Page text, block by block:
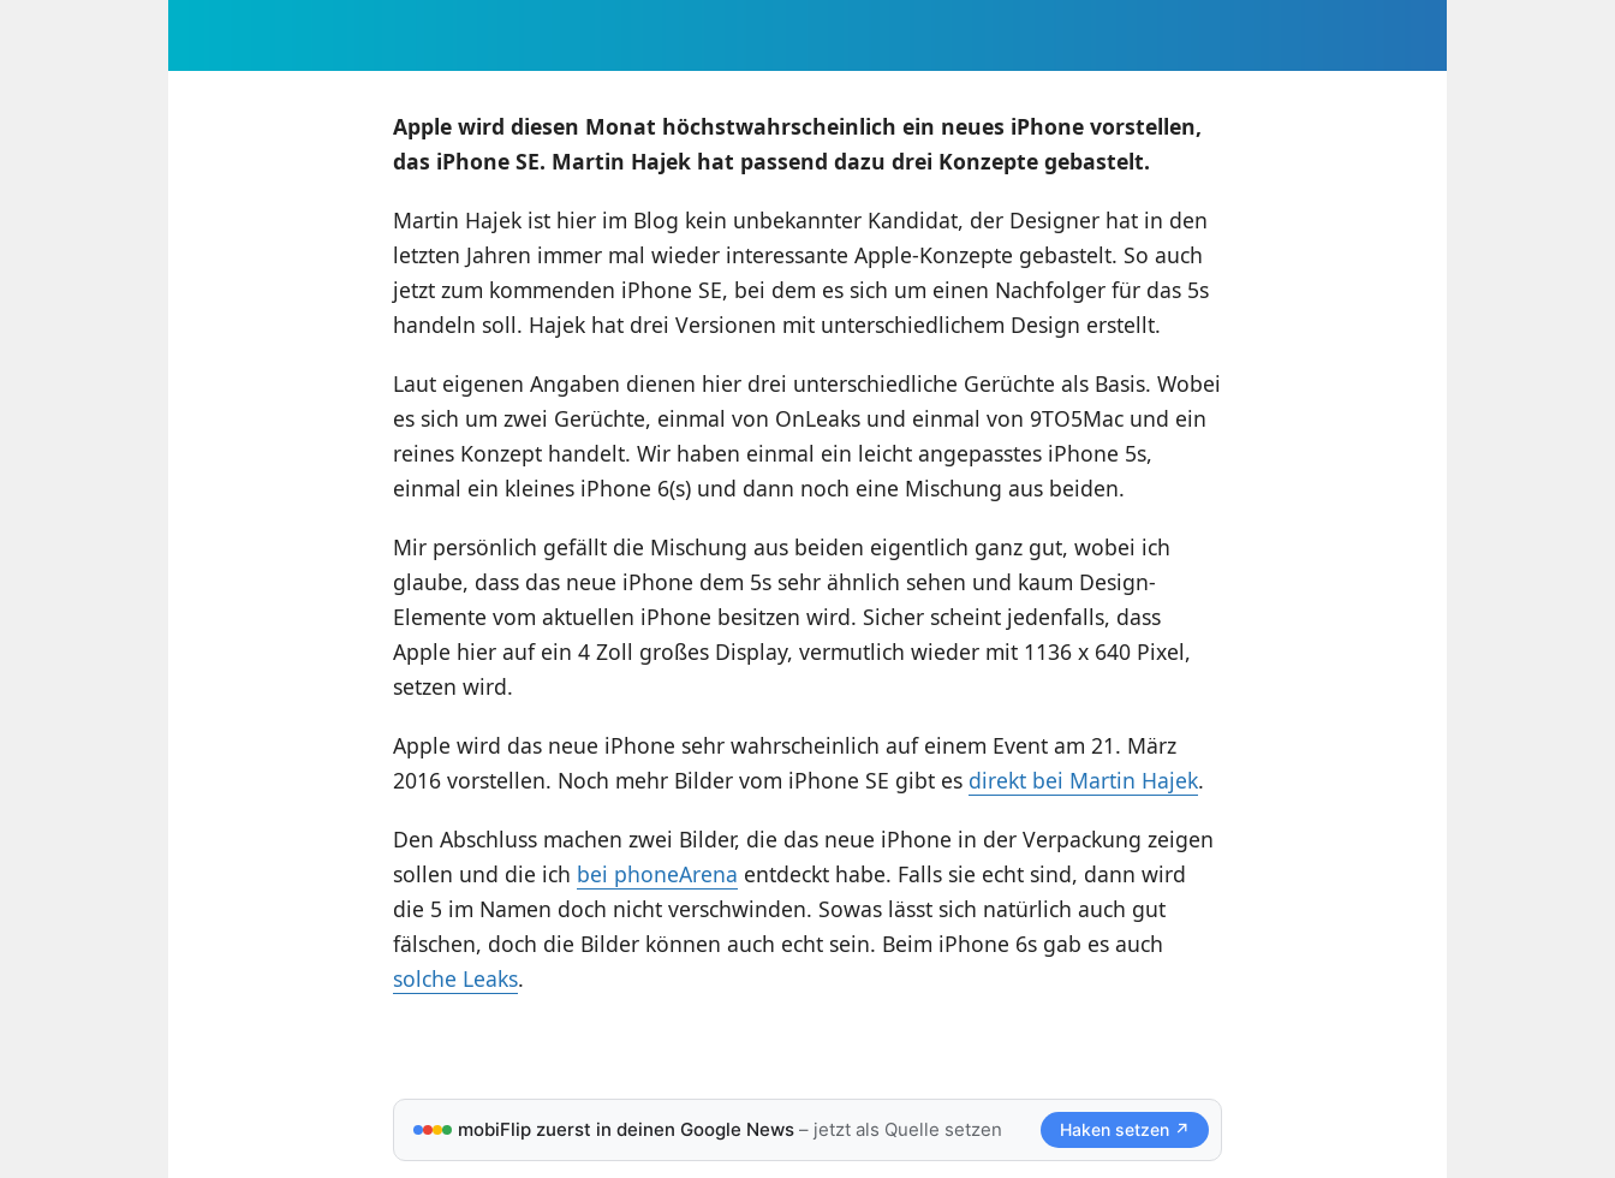
Apple wird diesen Monat höchstwahrscheinlich ein neues iPhone vorstellen,
das iPhone SE. Martin Hajek hat passend dazu drei Konzepte gebastelt.
Martin Hajek ist hier im Blog kein unbekannter Kandidat, der Designer hat in den
letzten Jahren immer mal wieder interessante Apple-Konzepte gebastelt. So auch
jetzt zum kommenden iPhone SE, bei dem es sich um einen Nachfolger für das 5s
handeln soll. Hajek hat drei Versionen mit unterschiedlichem Design erstellt.
Laut eigenen Angaben dienen hier drei unterschiedliche Gerüchte als Basis. Wobei
es sich um zwei Gerüchte, einmal von OnLeaks und einmal von 9TO5Mac und ein
reines Konzept handelt. Wir haben einmal ein leicht angepasstes iPhone 5s,
einmal ein kleines iPhone 6(s) und dann noch eine Mischung aus beiden.
Mir persönlich gefällt die Mischung aus beiden eigentlich ganz gut, wobei ich
glaube, dass das neue iPhone dem 5s sehr ähnlich sehen und kaum Design-
Elemente vom aktuellen iPhone besitzen wird. Sicher scheint jedenfalls, dass
Apple hier auf ein 4 Zoll großes Display, vermutlich wieder mit 1136 x 640 Pixel,
setzen wird.
Apple wird das neue iPhone sehr wahrscheinlich auf einem Event am 21. März
2016 vorstellen. Noch mehr Bilder vom iPhone SE gibt es direkt bei Martin Hajek.
Den Abschluss machen zwei Bilder, die das neue iPhone in der Verpackung zeigen
sollen und die ich bei phoneArena entdeckt habe. Falls sie echt sind, dann wird
die 5 im Namen doch nicht verschwinden. Sowas lässt sich natürlich auch gut
fälschen, doch die Bilder können auch echt sein. Beim iPhone 6s gab es auch
solche Leaks.
mobiFlip zuerst in deinen Google News– jetzt als Quelle setzen Haken setzen ↗